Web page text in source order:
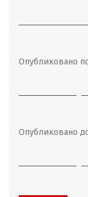
Опубликовано
Опубликовано